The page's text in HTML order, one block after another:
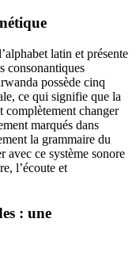
latin et présente
consonantiques
possède cinq
ce qui signifie que la
complètement changer
marqués dans
la grammaire du
avec ce système sonore
l’écoute et
: une